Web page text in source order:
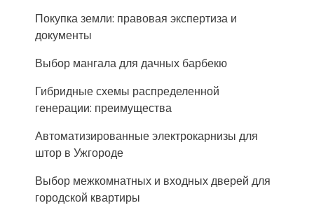
Покупка земли: правовая экспертиза и
документы
Выбор мангала для дачных барбекю
Гибридные схемы распределенной
генерации: преимущества
Автоматизированные электрокарнизы для
штор в Ужгороде
Выбор межкомнатных и входных дверей для
городской квартиры